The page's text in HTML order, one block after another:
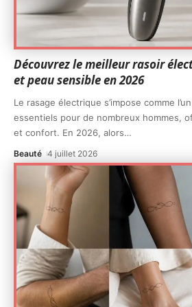
Découvrez le meilleur rasoir
et peau sensible en 2026
Le rasage électrique s’impose comme
essentiels pour de nombreux hommes,
et confort. En 2026, alors…
Beauté 4 juillet 2026